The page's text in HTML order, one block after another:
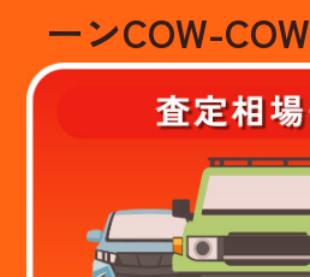
ーンCOW-COW